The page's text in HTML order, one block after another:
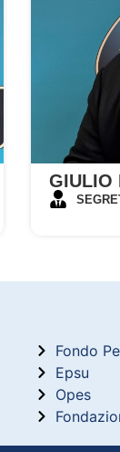
GIULIO
Fondo
Epsu
Opes